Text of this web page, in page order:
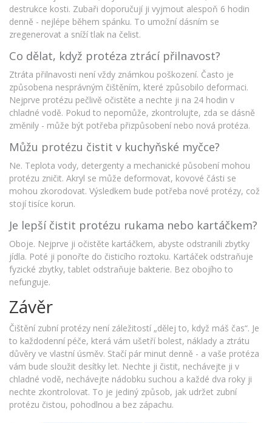
destrukce kosti. Zubaři doporučují ji vyjmout alespoň 6 hodin
denně - nejlépe během spánku. To umožní dásním se
zregenerovat a sníží tlak na čelist.
Co dělat, když protéza ztrácí přilnavost?
Ztráta přilnavosti není vždy známkou poškození. Často je
způsobena nesprávným čištěním, které způsobilo deformaci.
Nejprve protézu pečlivě očistěte a nechte ji na 24 hodin v
chladné vodě. Pokud to nepomůže, zkontrolujte, zda se dásně
změnily - může být potřeba přizpůsobení nebo nová protéza.
Můžu protézu čistit v kuchyňské myčce?
Ne. Teplota vody, detergenty a mechanické působení mohou
protézu zničit. Akryl se může deformovat, kovové části se
mohou zkorodovat. Výsledkem bude potřeba nové protézy, což
stojí tisíce korun.
Je lepší čistit protézu rukama nebo kartáčkem?
Oboje. Nejprve ji očistěte kartáčkem, abyste odstranili zbytky
jídla. Poté ji ponořte do čisticího roztoku. Kartáček odstraňuje
fyzické zbytky, tablet odstraňuje bakterie. Bez obojího to
nefunguje.
Závěr
Čištění zubní protézy není záležitostí „dělej to, když máš čas“. Je
to každodenní péče, která vám ušetří bolest, náklady a ztrátu
důvěry ve vlastní úsměv. Stačí pár minut denně - a vaše protéza
vám bude sloužit desítky let. Nechte ji čistit, nechávejte ji v
chladné vodě, nechávejte nádobku suchou a každé dva roky ji
nechte zkontrolovat. To je jediný způsob, jak udržet zubní
protézu čistou, pohodlnou a bez zápachu.